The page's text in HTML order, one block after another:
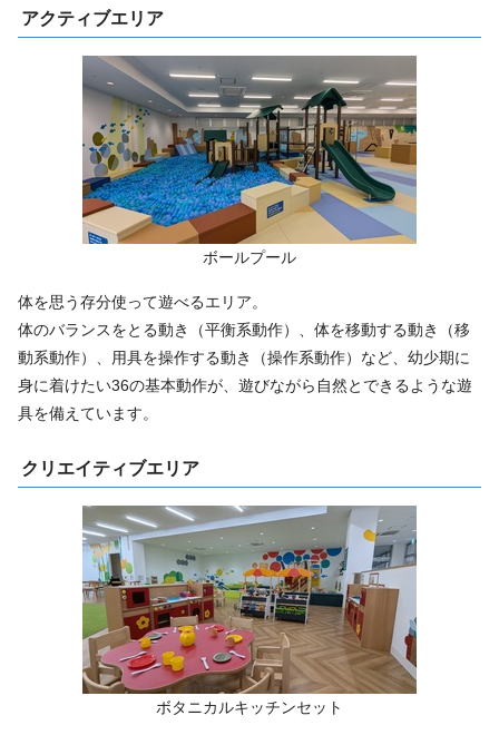
アクティブエリア
ボールプール
体を思う存分使って遊べるエリア。
体のバランスをとる動き（平衡系動作）、体を移動する動き（移
動系動作）、用具を操作する動き（操作系動作）など、幼少期に
身に着けたい36の基本動作が、遊びながら自然とできるような遊
具を備えています。
クリエイティブエリア
ボタニカルキッチンセット